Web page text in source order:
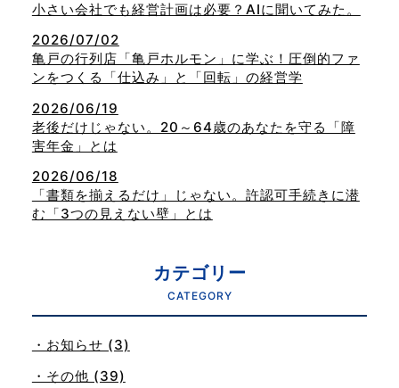
小さい会社でも経営計画は必要？AIに聞いてみた。
2026/07/02
亀戸の行列店「亀戸ホルモン」に学ぶ！圧倒的ファ
ンをつくる「仕込み」と「回転」の経営学
2026/06/19
老後だけじゃない。20～64歳のあなたを守る「障
害年金」とは
2026/06/18
「書類を揃えるだけ」じゃない。許認可手続きに潜
む「3つの見えない壁」とは
カテゴリー
CATEGORY
・お知らせ (3)
・その他 (39)